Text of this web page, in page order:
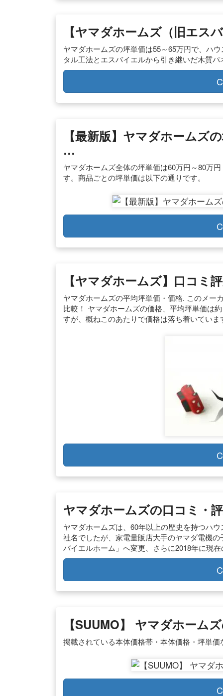
【ヤマダホームズ（旧エス
ヤマダホームズの坪単価は55～65万円で、ハ
タル工法とエスバイエルから引き継いだ木質
【最新版】ヤマダホームズ
…
ヤマダホームズ全体の坪単価は60万円～80万
す。商品ごとの坪単価は以下の通りです。
【ヤマダホームズ】口コミ
ヤマダホームズの平均坪単価・価格. このメー
比較！ ヤマダホームズの価格、平均坪単価は
すが、概ねこのあたりで価格は落ち着いていま
ヤマダホームズの口コミ・
ヤマダホームズは、60年以上の歴史を持つハ
社名でしたが、家電量販店大手のヤマダ電機
バイエルホーム」へ変更、さらに2018年に現
【SUUMO】 ヤマダホーム
掲載されている本体価格帯・本体価格・坪単